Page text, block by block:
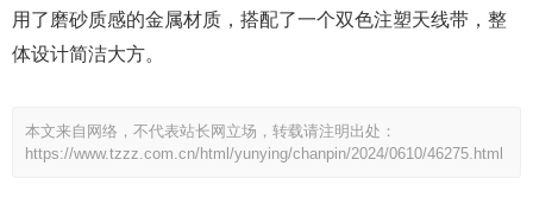
用了磨砂质感的金属材质，搭配了一个双色注塑天线带，整
体设计简洁大方。
本文来自网络，不代表站长网立场，转载请注明出处：
https://www.tzzz.com.cn/html/yunying/chanpin/2024/0610/46275.html